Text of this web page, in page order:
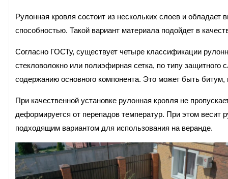
Рулонная кровля состоит из нескольких слоев и обладает
способностью. Такой вариант материала подойдет в
Согласно ГОСТу, существует четыре классификации
стекловолокно или полиэфирная сетка, по типу защитного
содержанию основного компонента. Это может быть
При качественной установке рулонная кровля не
деформируется от перепадов температур. При этом весит
подходящим вариантом для использования на веранде.